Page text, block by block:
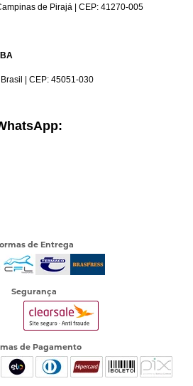
de Pirajá | CEP: 41270-005
| CEP: 45051-030
de Entrega
Segurança
de Pagamento